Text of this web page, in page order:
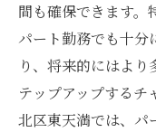
間も確保できます。
パート勤務でも十分
り、将来的にはよ
テップアップするチ
北区東天満では、パ